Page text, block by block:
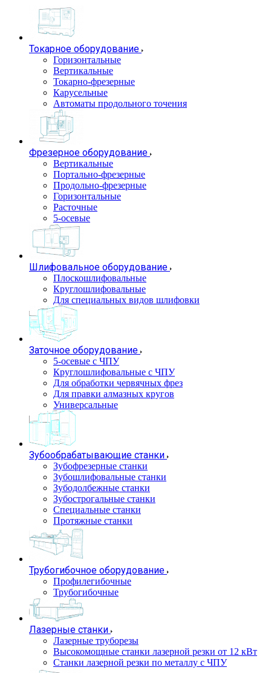
Токарное оборудование
Горизонтальные
Вертикальные
Токарно-фрезерные
Карусельные
Автоматы продольного точения
Фрезерное оборудование
Вертикальные
Портально-фрезерные
Продольно-фрезерные
Горизонтальные
Расточные
5-осевые
Шлифовальное оборудование
Плоскошлифовальные
Круглошлифовальные
Для специальных видов шлифовки
Заточное оборудование
5-осевые с ЧПУ
Круглошлифовальные с ЧПУ
Для обработки червячных фрез
Для правки алмазных кругов
Универсальные
Зубообрабатывающие станки
Зубофрезерные станки
Зубошлифовальные станки
Зубодолбежные станки
Зубострогальные станки
Специальные станки
Протяжные станки
Трубогибочное оборудование
Профилегибочные
Трубогибочные
Лазерные станки
Лазерные труборезы
Высокомощные станки лазерной резки от 12 кВт
Станки лазерной резки по металлу с ЧПУ